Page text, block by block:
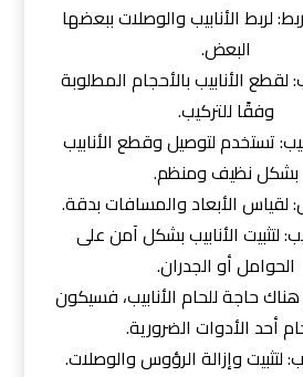
لربط الأنابيب والوصلات ببعضها
البعض.
لقطع الأنابيب بالأحجام المطلوبة
وفقًا للتركيب.
تستخدم لتوصيل وقطع الأنابيب
بشكل نظيف ومنظم.
الأبعاد والمسافات بدقة.
لتثبيت الأنابيب بشكل آمن على
الحوامل أو الجدران.
حاجة للحام الأنابيب، فسيكون
أحد الأدوات الضرورية.
لتثبيت وإزالة الرؤوس والوصلات.